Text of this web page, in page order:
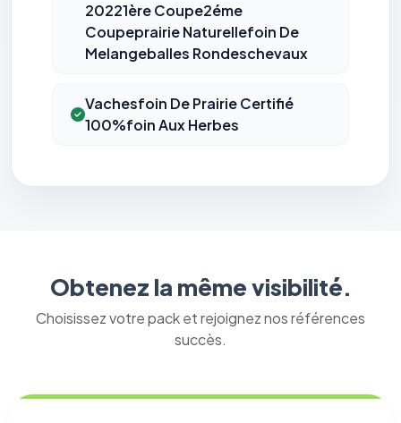
20221ère Coupe2éme
Coupeprairie Naturellefoin De
Melangeballes Rondeschevaux
Vachesfoin De Prairie Certifié
100%foin Aux Herbes
Obtenez la même visibilité.
Choisissez votre pack et rejoignez nos références
succès.